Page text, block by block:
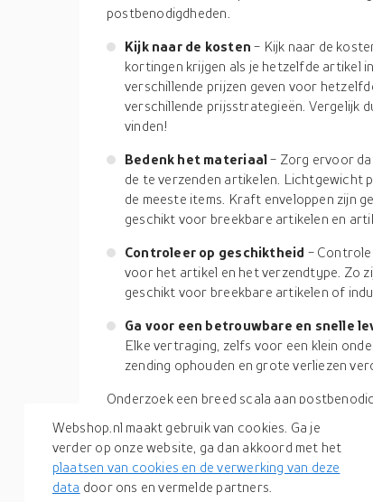
postbenodigdheden.
Kijk naar de kosten- Kijk naar de
kortingen krijgen als je hetzelfde artikel
verschillende prijzen geven voor
verschillende prijsstrategieën. Vergelijk
vinden!
Bedenk het materiaal- Zorg ervoor
de te verzenden artikelen. Lichtgewicht
de meeste items. Kraft enveloppen zijn
geschikt voor breekbare artikelen en
Controleer op geschiktheid -
voor het artikel en het verzendtype. Zo
geschikt voor breekbare artikelen of
Ga voor een betrouwbare en snelle
Elke vertraging, zelfs voor een klein
zending ophouden en grote verliezen
Onderzoek een breed scala aan
productzoekmachine
. Gebruik de
artikelen te vergelijken en de beste en
Webshop.nl vindt u meer dan 500 online
mailingmateriaal online wilt kopen in
merken. Je kunt hier ook andere
Webshop.nl maakt gebruik van cookies. Ga je
verder op onze website, ga dan akkoord met het
plaatsen van cookies en de verwerking van deze
data door ons en vermelde partners.